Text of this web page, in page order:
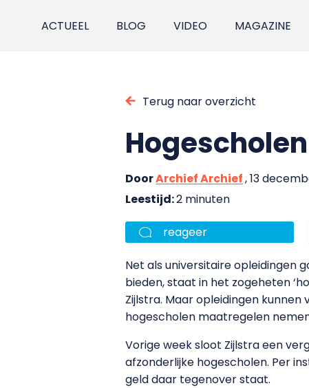
ACTUEEL BLOG VIDEO MAGAZINE
Terug naar overzicht
DoorArchief Archief, 13
Leestijd:2 minuten
reageer
Net als universitaire opleidingen
bieden, staat in het zogeheten
Zijlstra. Maar opleidingen kunnen
hogescholen maatregelen
Vorige week sloot Zijlstra een
afzonderlijke hogescholen. Per
geld daar tegenover staat.